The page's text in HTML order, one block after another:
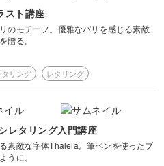
スト講座
のモチーフ。優雅なパリを感じる素敵
贈る。
リング レタリング
レタリング入門講座
素敵な字体Thaleia。筆ペンを使ったブ
うに。